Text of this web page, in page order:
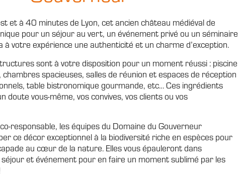
et à 40 minutes de Lyon, cet ancien château médiéval de
pour un séjour au vert, un événement privé ou un séminaire
à votre expérience une authenticité et un charme d’exception.
sont à votre disposition pour un moment réussi : piscine
spacieuses, salles de réunion et espaces de réception
table bistronomique gourmande, etc… Ces ingrédients
doute vous-même, vos convives, vos clients ou vos
responsable, les équipes du Domaine du Gouverneur
ce décor exceptionnel à la biodiversité riche en espèces pour
au cœur de la nature. Elles vous épauleront dans
et événement pour en faire un moment sublimé par les